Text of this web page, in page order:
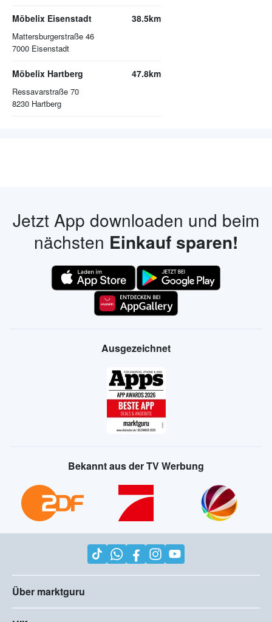
Möbelix Eisenstadt
Mattersburgerstraße 46
7000 Eisenstadt
38.5km
Möbelix Hartberg
Ressavarstraße 70
8230 Hartberg
47.8km
Jetzt App downloaden und beim
nächsten Einkauf sparen!
Ausgezeichnet
Bekannt aus der TV Werbung
Über marktguru